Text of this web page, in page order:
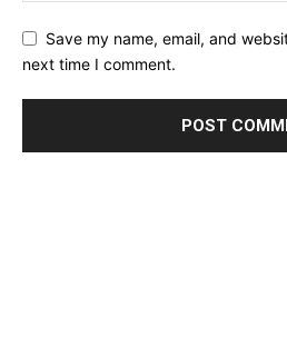
Save my name, email, and
next time I comment.